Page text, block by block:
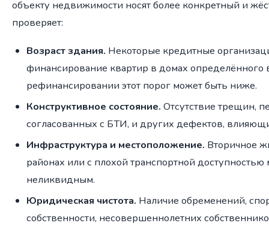
объекту недвижимости носят более конкретный и
проверяет:
Возраст здания. Некоторые кредитные
финансирование квартир в домах определённого
рефинансировании этот порог может быть ниже.
Конструктивное состояние. Отсутствие трещин,
согласованных с БТИ, и других дефектов,
Инфраструктура и местоположение. Вторичное
районах или с плохой транспортной
неликвидным.
Юридическая чистота. Наличие обременений,
собственности, несовершеннолетних